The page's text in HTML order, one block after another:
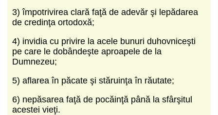
3) împotrivirea clară faţă de adevăr şi lepădarea
de credinţa ortodoxă;
4) invidia cu privire la acele bunuri duhovniceşti
pe care le dobândeşte aproapele de la
Dumnezeu;
5) aflarea în păcate şi stăruinţa în răutate;
6) nepăsarea faţă de pocăinţă până la sfârşitul
acestei vieţi.